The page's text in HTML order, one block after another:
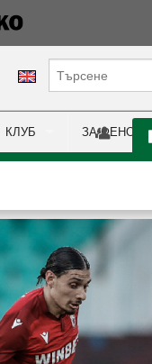
КЛУБ ЗА ФЕНОВЕ